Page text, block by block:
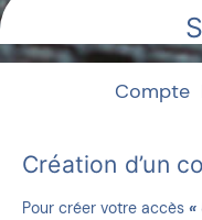
Compte
Création d’un
Pour créer votre accès «